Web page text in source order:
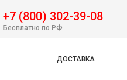
+7 (800) 302-39-08
Бесплатно по РФ
ДОСТАВКА